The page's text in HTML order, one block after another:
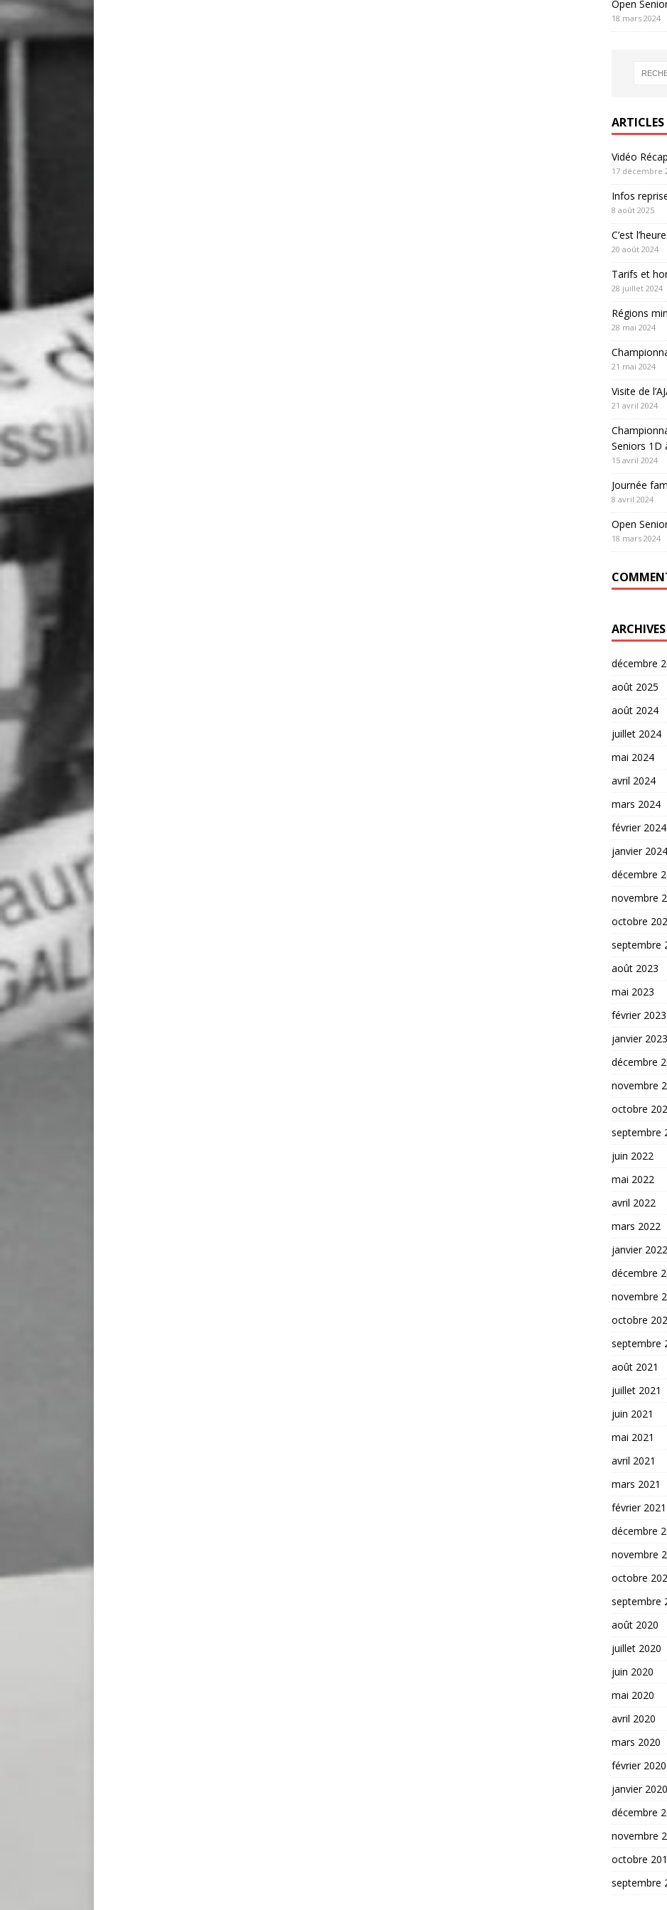
Open
18 mars 2024
ARTICLES
Vidéo
17 décembre
Infos
8 août 2025
C’est
20 août 2024
Tarifs et
28 juillet 2024
Régions
28 mai 2024
21 mai 2024
Visite de
21 avril 2024
Seniors 1D
15 avril 2024
Journée
8 avril 2024
Open
18 mars 2024
ARCHIVES
décembre
août 2025
août 2024
juillet 2024
mai 2024
avril 2024
mars 2024
février 2024
janvier 2024
décembre
novembre
octobre
septembre
août 2023
mai 2023
février 2023
janvier 2023
décembre
novembre
octobre
septembre
juin 2022
mai 2022
avril 2022
mars 2022
janvier 2022
décembre
novembre
octobre
septembre
août 2021
juillet 2021
juin 2021
mai 2021
avril 2021
mars 2021
février 2021
décembre
novembre
octobre
septembre
août 2020
juillet 2020
juin 2020
mai 2020
avril 2020
mars 2020
février 2020
janvier 2020
décembre
novembre
octobre
septembre